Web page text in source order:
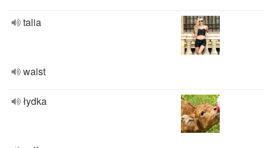
talia
waist
łydka